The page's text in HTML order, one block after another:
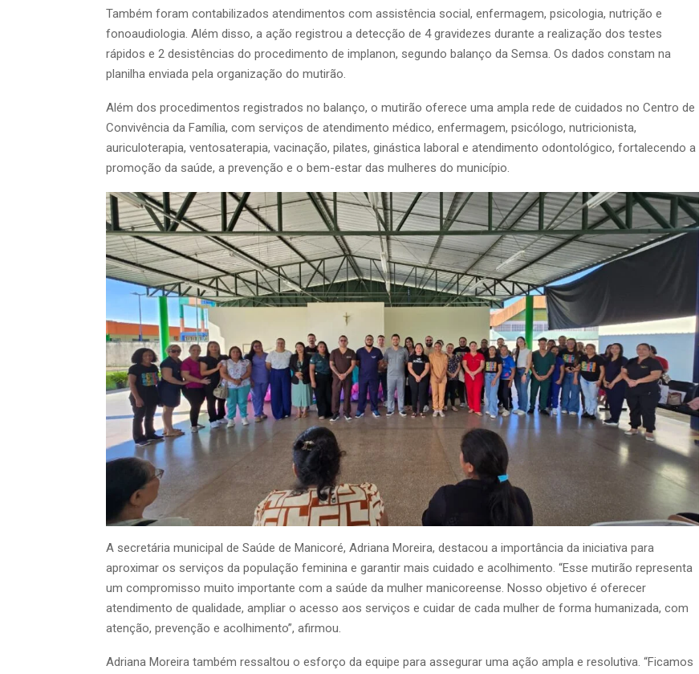
Também foram contabilizados atendimentos com assistência social, enfermagem, psicologia, nutrição e
fonoaudiologia. Além disso, a ação registrou a detecção de 4 gravidezes durante a realização dos testes
rápidos e 2 desistências do procedimento de implanon, segundo balanço da Semsa. Os dados constam na
planilha enviada pela organização do mutirão.
Além dos procedimentos registrados no balanço, o mutirão oferece uma ampla rede de cuidados no Centro de
Convivência da Família, com serviços de atendimento médico, enfermagem, psicólogo, nutricionista,
auriculoterapia, ventosaterapia, vacinação, pilates, ginástica laboral e atendimento odontológico, fortalecendo a
promoção da saúde, a prevenção e o bem-estar das mulheres do município.
A secretária municipal de Saúde de Manicoré, Adriana Moreira, destacou a importância da iniciativa para
aproximar os serviços da população feminina e garantir mais cuidado e acolhimento. “Esse mutirão representa
um compromisso muito importante com a saúde da mulher manicoreense. Nosso objetivo é oferecer
atendimento de qualidade, ampliar o acesso aos serviços e cuidar de cada mulher de forma humanizada, com
atenção, prevenção e acolhimento”, afirmou.
Adriana Moreira também ressaltou o esforço da equipe para assegurar uma ação ampla e resolutiva. “Ficamos